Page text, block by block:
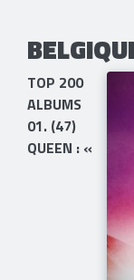
TOP 200
ALBUMS
01. (47)
QUEEN : «